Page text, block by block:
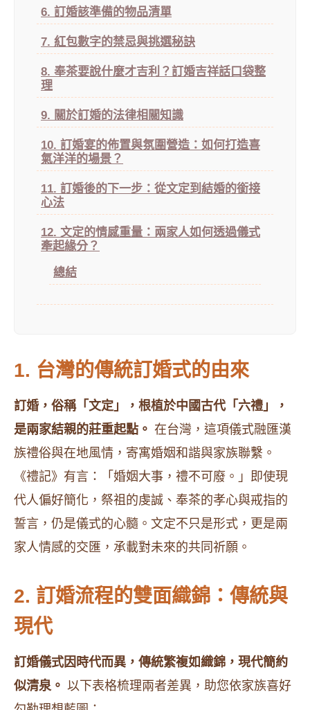
6. 訂婚該準備的物品清單
7. 紅包數字的禁忌與挑選秘訣
8. 奉茶要說什麼才吉利？訂婚吉祥話口袋整
理
9. 關於訂婚的法律相關知識
10. 訂婚宴的佈置與氛圍營造：如何打造喜
氣洋洋的場景？
11. 訂婚後的下一步：從文定到結婚的銜接
心法
12. 文定的情感重量：兩家人如何透過儀式
牽起緣分？
總結
1. 台灣的傳統訂婚式的由來
訂婚，俗稱「文定」，根植於中國古代「六禮」，
是兩家結親的莊重起點。 在台灣，這項儀式融匯漢
族禮俗與在地風情，寄寓婚姻和諧與家族聯繫。
《禮記》有言：「婚姻大事，禮不可廢。」即使現
代人偏好簡化，祭祖的虔誠、奉茶的孝心與戒指的
誓言，仍是儀式的心髓。文定不只是形式，更是兩
家人情感的交匯，承載對未來的共同祈願。
2. 訂婚流程的雙面織錦：傳統與
現代
訂婚儀式因時代而異，傳統繁複如織錦，現代簡約
似清泉。 以下表格梳理兩者差異，助您依家族喜好